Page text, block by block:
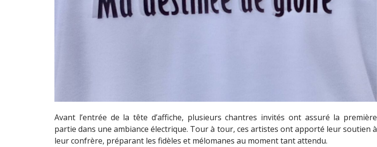
Avant l’entrée de la tête d’affiche, plusieurs chantres invités ont assuré la première
partie dans une ambiance électrique. Tour à tour, ces artistes ont apporté leur soutien à
leur confrère, préparant les fidèles et mélomanes au moment tant attendu.